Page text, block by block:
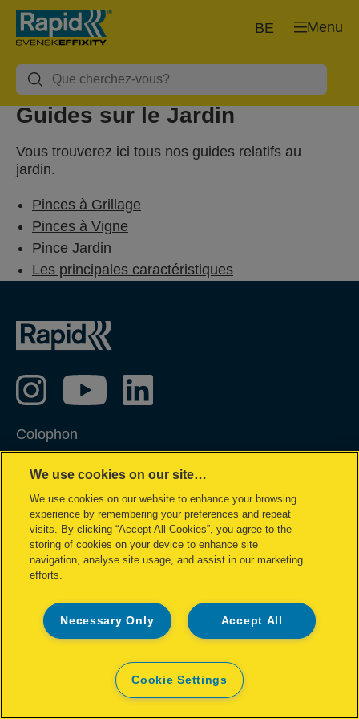
Menu
BE
Guides sur le Jardin
Vous trouverez ici tous nos guides relatifs au
jardin.
Pinces à Grillage
Pinces à Vigne
Pince Jardin
Les principales caractéristiques
Colophon
Demande de données complètes
Conditions de garantie
Déclarations de conformité
Site Map
We use cookies on our site…
We use cookies on our website to enhance your browsing
experience by remembering your preferences and repeat
visits. By clicking “Accept All Cookies”, you agree to the
storing of cookies on your device to enhance site
navigation, analyse site usage, and assist in our marketing
efforts.
Accept All
Necessary Only
Cookie Settings